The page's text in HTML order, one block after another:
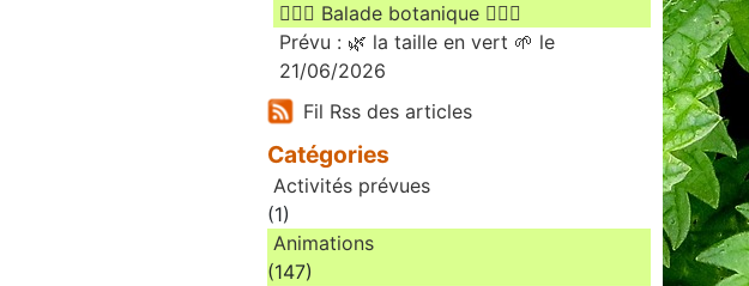
🚶🏻‍♀️ Balade botanique 🚶🏻‍♂️
Prévu : 🌿 la taille en vert 🌱 le
21/06/2026
Fil Rss des articles
Catégories
Activités prévues
(1)
Animations
(147)